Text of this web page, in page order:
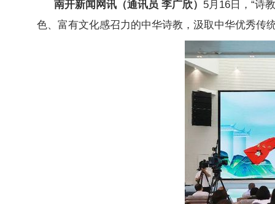
南开新闻网讯（通讯员 李广欣） 5月 16 日，“诗
色、富有文化感召力的中华诗教，汲取中华优秀传